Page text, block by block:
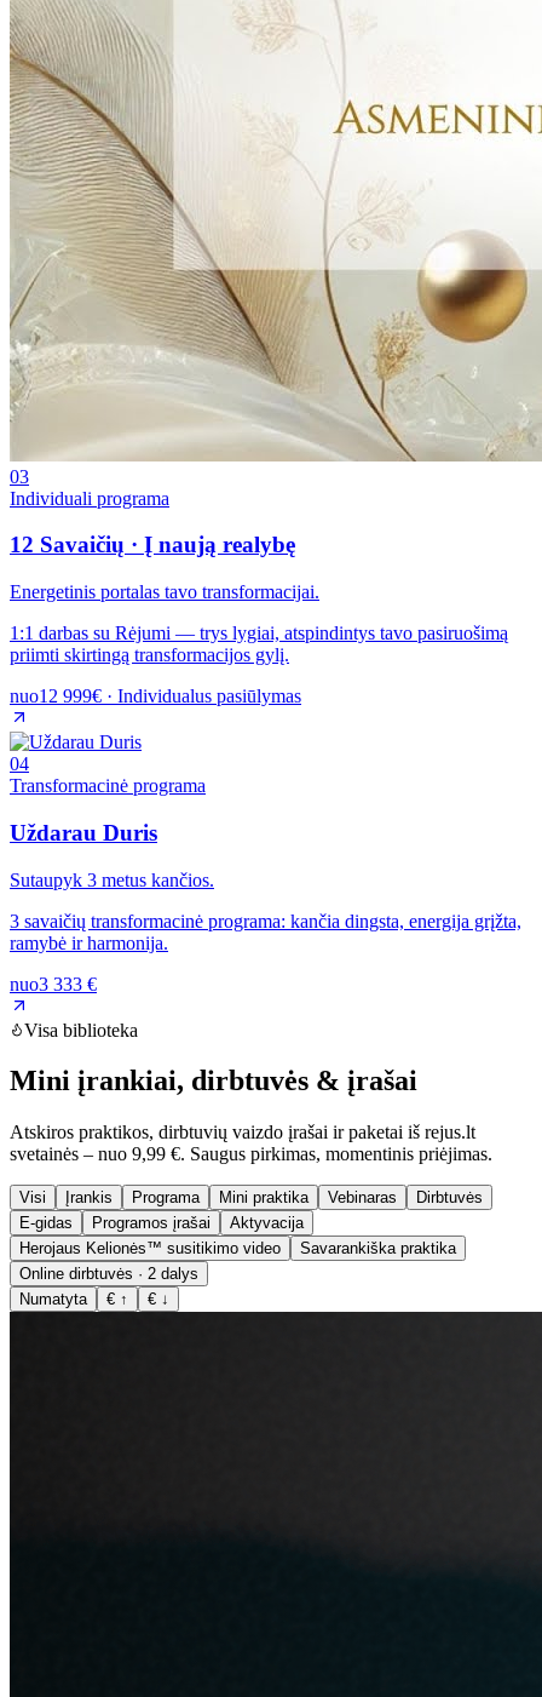
03
Individuali programa
12 Savaičių · Į naują realybę
Energetinis portalas tavo transformacijai.
1:1 darbas su Rėjumi — trys lygiai, atspindintys tavo pasiruošimą
priimti skirtingą transformacijos gylį.
nuo12 999€ · Individualus pasiūlymas
04
Transformacinė programa
Uždarau Duris
Sutaupyk 3 metus kančios.
3 savaičių transformacinė programa: kančia dingsta, energija grįžta,
ramybė ir harmonija.
nuo3 333 €
Visa biblioteka
Mini įrankiai, dirbtuvės & įrašai
Atskiros praktikos, dirbtuvių vaizdo įrašai ir paketai iš rejus.lt
svetainės – nuo 9,99 €. Saugus pirkimas, momentinis priėjimas.
Visi Įrankis Programa Mini praktika Vebinaras
Dirbtuvės
E-gidas
Programos įrašai
Aktyvacija
Herojaus Kelionės™ susitikimo video
Savarankiška praktika
Online dirbtuvės · 2 dalys
Numatyta
€ ↑ € ↓